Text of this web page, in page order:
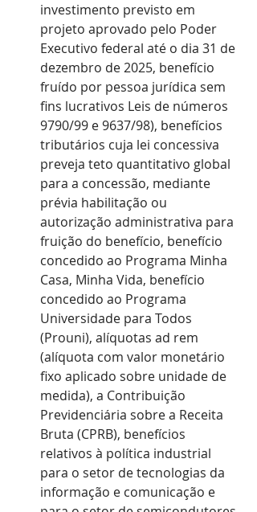
investimento previsto em
projeto aprovado pelo Poder
Executivo federal até o dia 31 de
dezembro de 2025, benefício
fruído por pessoa jurídica sem
fins lucrativos Leis de números
9790/99 e 9637/98), benefícios
tributários cuja lei concessiva
preveja teto quantitativo global
para a concessão, mediante
prévia habilitação ou
autorização administrativa para
fruição do benefício, benefício
concedido ao Programa Minha
Casa, Minha Vida, benefício
concedido ao Programa
Universidade para Todos
(Prouni), alíquotas ad rem
(alíquota com valor monetário
fixo aplicado sobre unidade de
medida), a Contribuição
Previdenciária sobre a Receita
Bruta (CPRB), benefícios
relativos à política industrial
para o setor de tecnologias da
informação e comunicação e